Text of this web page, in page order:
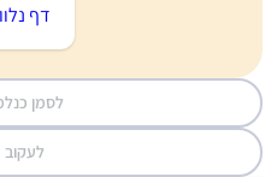
דף
לסמן
לעקוב